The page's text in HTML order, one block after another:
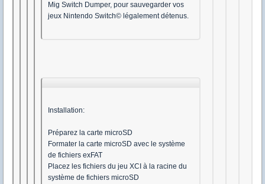
Mig Switch Dumper, pour sauvegarder vos
jeux Nintendo Switch© légalement détenus.
Installation:
Préparez la carte microSD
Formater la carte microSD avec le système
de fichiers exFAT
Placez les fichiers du jeu XCI à la racine du
système de fichiers microSD